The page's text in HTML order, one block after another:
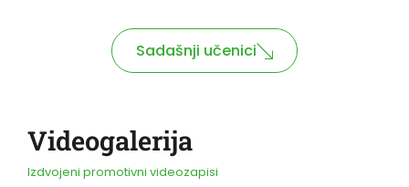
Sadašnji učenici
Videogalerija
Izdvojeni promotivni videozapisi